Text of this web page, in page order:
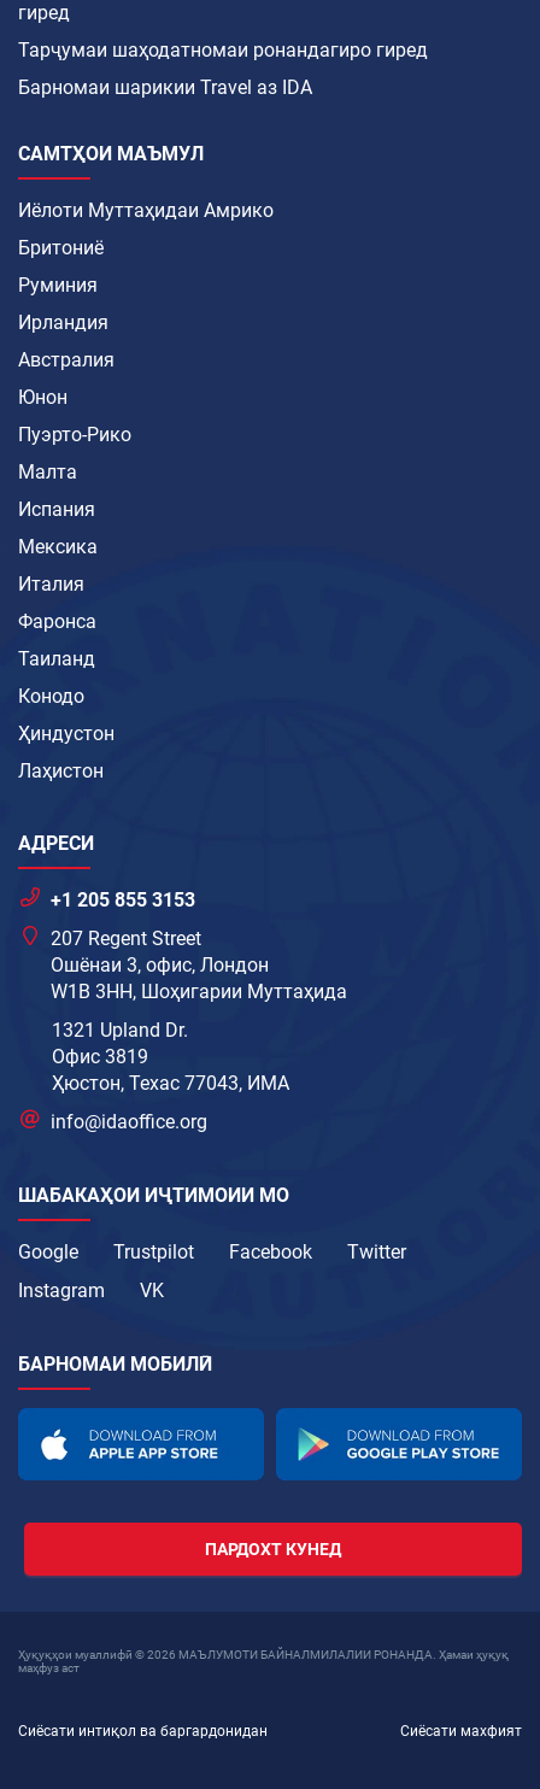
гиред
Тарҷумаи шаҳодатномаи ронандагиро гиред
Барномаи шарикии Travel аз IDA
САМТҲОИ МАЪМУЛ
Иёлоти Муттаҳидаи Амрико
Бритониё
Руминия
Ирландия
Австралия
Юнон
Пуэрто-Рико
Малта
Испания
Мексика
Италия
Фаронса
Таиланд
Конодо
Ҳиндустон
Лаҳистон
АДРЕСИ
+1 205 855 3153
207 Regent Street
Ошёнаи 3, офис, Лондон
W1B 3HH, Шоҳигарии Муттаҳида
1321 Upland Dr.
Офис 3819
Ҳюстон, Техас 77043, ИМА
info@idaoffice.org
ШАБАКАҲОИ ИҶТИМОИИ МО
Google Trustpilot Facebook
Twitter
Instagram
VK
БАРНОМАИ МОБИЛӢ
ПАРДОХТ КУНЕД
Ҳуқуқҳои муаллифӣ © 2026 МАЪЛУМОТИ БАЙНАЛМИЛАЛИИ РОНАНДА. Ҳамаи ҳуқуқ
маҳфуз аст
Сиёсати интиқол ва баргардонидан Сиёсати махфият